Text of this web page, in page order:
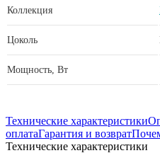
Коллекция
Цоколь
Мощность, Вт
Технические характеристики
оплатаГарантия и возврат
Технические характеристики